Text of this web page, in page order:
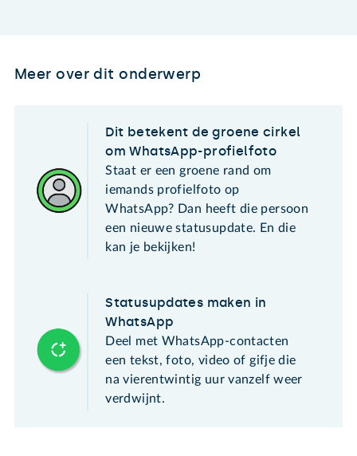
Meer over dit onderwerp
Dit betekent de groene cirkel
om WhatsApp-profielfoto
Staat er een groene rand om
iemands profielfoto op
WhatsApp? Dan heeft die persoon
een nieuwe statusupdate. En die
kan je bekijken!
Statusupdates maken in
WhatsApp
Deel met WhatsApp-contacten
een tekst, foto, video of gifje die
na vierentwintig uur vanzelf weer
verdwijnt.